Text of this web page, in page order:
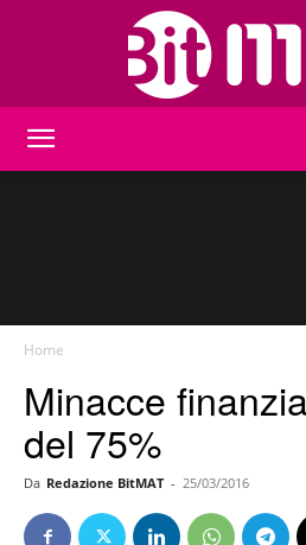
Home
Minacce
del 75%
Da Redazione BitMAT - 25/03/2016